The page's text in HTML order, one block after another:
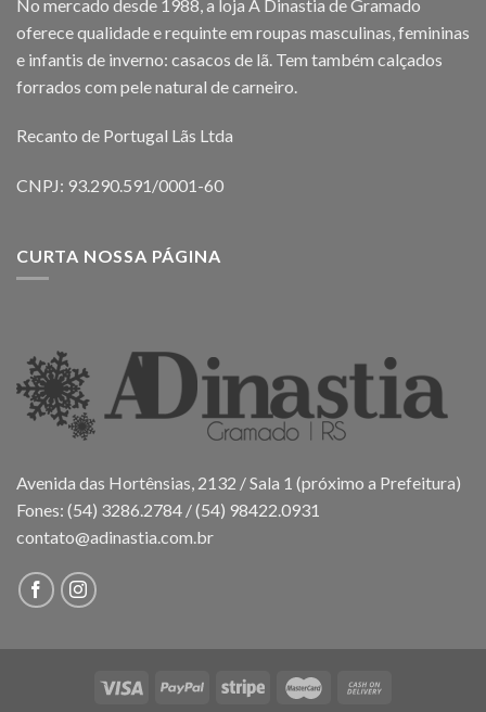
No mercado desde 1988, a loja A Dinastia de Gramado
oferece qualidade e requinte em roupas masculinas, femininas
e infantis de inverno: casacos de lã. Tem também calçados
forrados com pele natural de carneiro.
Recanto de Portugal Lãs Ltda
CNPJ: 93.290.591/0001-60
CURTA NOSSA PÁGINA
Avenida das Hortênsias, 2132 / Sala 1 (próximo a Prefeitura)
Fones: (54) 3286.2784 / (54) 98422.0931
contato@adinastia.com.br